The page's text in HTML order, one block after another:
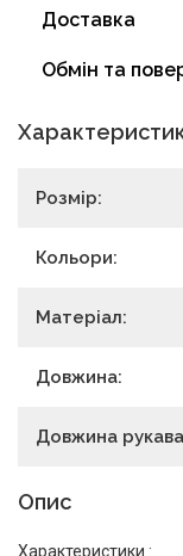
Доставка
Обмін та
Розмір:
Кольори:
Матеріал:
Довжина:
Довжина
Опис
Характеристики :